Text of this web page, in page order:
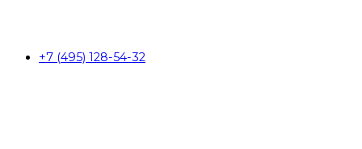
+7 (495) 128-54-32